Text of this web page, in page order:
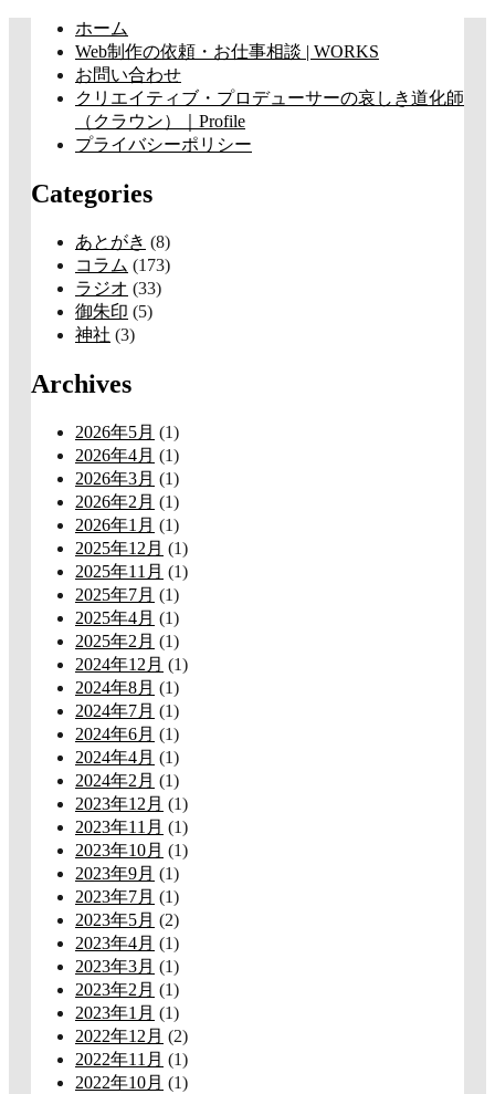
キ
ホーム
Web制作の依頼・お仕事相談 | WORKS
お問い合わせ
クリエイティブ・プロデューサーの哀しき道化師
（クラウン）｜Profile
プライバシーポリシー
Categories
あとがき (8)
コラム (173)
ラジオ (33)
御朱印 (5)
神社 (3)
Archives
2026年5月 (1)
2026年4月 (1)
2026年3月 (1)
2026年2月 (1)
2026年1月 (1)
2025年12月 (1)
2025年11月 (1)
2025年7月 (1)
2025年4月 (1)
2025年2月 (1)
2024年12月 (1)
2024年8月 (1)
2024年7月 (1)
2024年6月 (1)
2024年4月 (1)
2024年2月 (1)
2023年12月 (1)
2023年11月 (1)
2023年10月 (1)
2023年9月 (1)
2023年7月 (1)
2023年5月 (2)
2023年4月 (1)
2023年3月 (1)
2023年2月 (1)
2023年1月 (1)
2022年12月 (2)
2022年11月 (1)
2022年10月 (1)